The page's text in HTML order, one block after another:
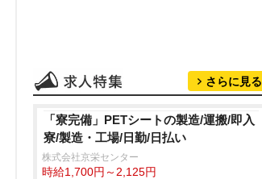
さらに見る
「寮完備」PETシートの製造/運搬/即入
寮/製造・工場/日勤/日払い
株式会社京栄センター
時給1,700円～2,125円